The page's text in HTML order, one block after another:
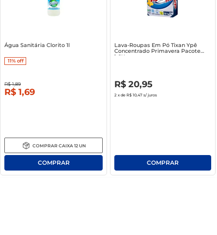
Água Sanitária Clorito 1l
11%off
R$ 1,89
R$ 1,69
COMPRAR CAIXA 12 UN
Lava-Roupas Em Pó Tixan Ypê
Concentrado Primavera Pacote
1.6Kg
R$ 20,95
2 x de R$ 10,47 s/ juros